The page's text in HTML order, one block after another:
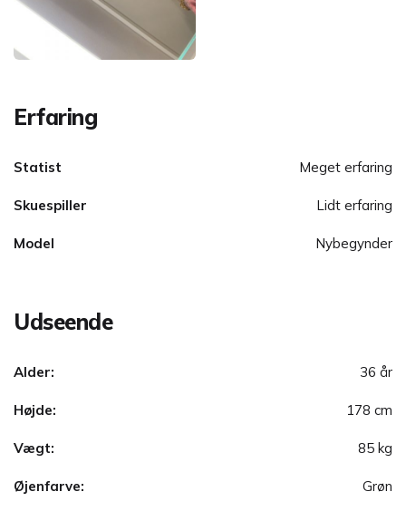
Erfaring
Statist Meget erfaring
Skuespiller Lidt erfaring
Model Nybegynder
Udseende
Alder: 36 år
Højde: 178 cm
Vægt: 85 kg
Øjenfarve: Grøn